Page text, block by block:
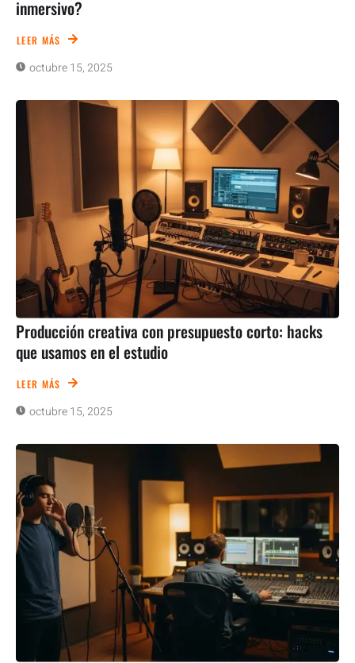
inmersivo?
LEER MÁS
octubre 15, 2025
Producción creativa con presupuesto corto: hacks
que usamos en el estudio
LEER MÁS
octubre 15, 2025